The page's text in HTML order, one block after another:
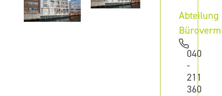
Abteilung
040
-
211
360